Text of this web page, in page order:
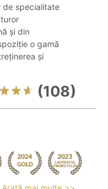
de specialitate
și din
o gamă
și
(108)